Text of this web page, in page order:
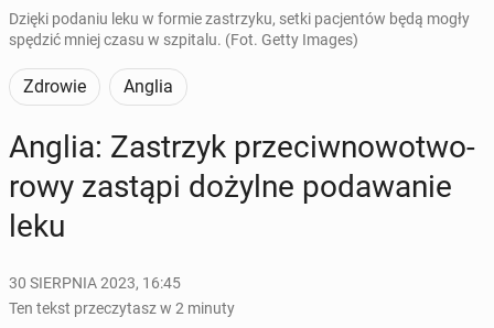
Dzięki podaniu leku w formie zastrzyku, setki pacjentów będą mogły
spędzić mniej czasu w szpitalu. (Fot. Getty Images)
Zdrowie Anglia
Anglia: Za­strzyk prze­ciw­no­wo­two­
ro­wy zastąpi dożylne po­da­wa­nie
leku
30 SIERPNIA 2023, 16:45
Ten tekst przeczytasz w 2 minuty